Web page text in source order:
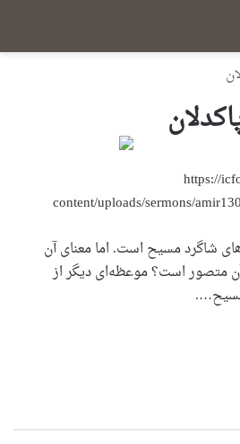
content/uploads/sermons/
شاگرد مسیح است. اما معنای آن
متصور است؟ موعظه‌ای دیگر از